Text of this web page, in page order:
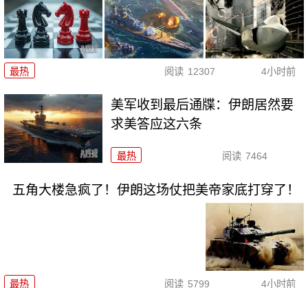
最热 阅读 12307 4小时前
美军收到最后通牒：伊朗居然要
求美答应这六条
最热 阅读 7464
五角大楼急疯了！伊朗这场仗把美帝家底打穿了！
最热 阅读 5799 4小时前